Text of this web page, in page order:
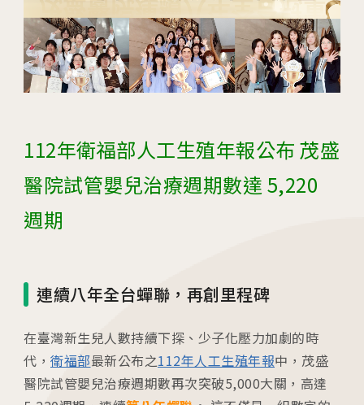
04 生殖醫學專科
05 診療科目
07 衛教資訊
08
112年衛福部人工生殖年報公布 茂盛
醫院試管嬰兒治療週期數達 5,220
週期
連續八年全台蟬聯，再創里程碑
在臺灣新生兒人數持續下探、少子化壓力加劇的時
代， 衛福部最新公布之112年人工生殖年報中，茂盛
醫院試管嬰兒治療週期數再次突破5,000大關，高達